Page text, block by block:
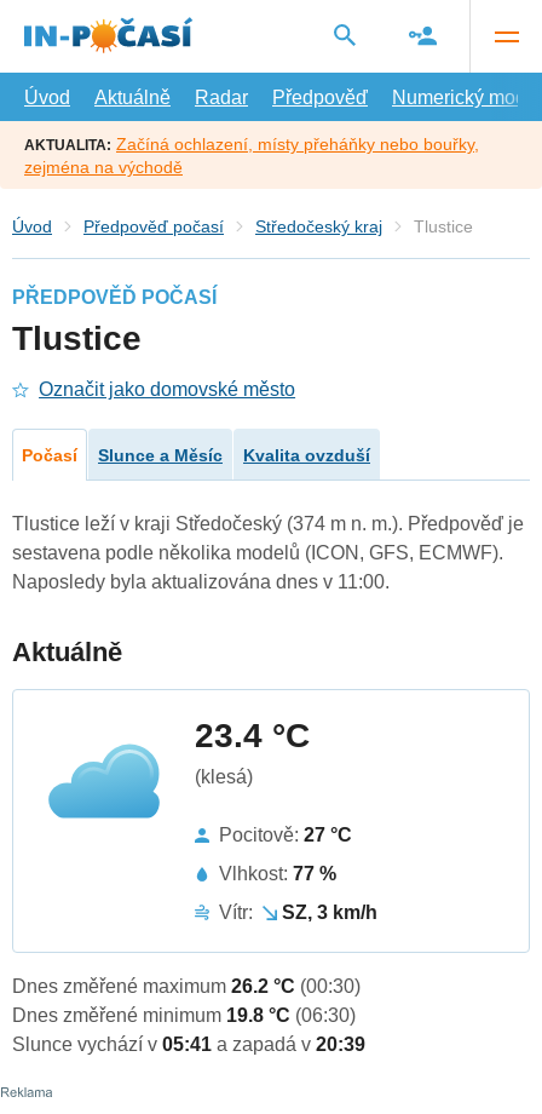
hlavní
Úvod
Aktuálně Radar Předpověď Numerický model
AKTUALITA: Začíná ochlazení, místy přeháňky nebo bouřky,
zejména na východě
Úvod Předpověď počasí Středočeský kraj Tlustice
PŘEDPOVĚĎ POČASÍ
Tlustice
Označit jako domovské město
Počasí Slunce a Měsíc Kvalita ovzduší
Tlustice leží v kraji Středočeský (374 m n. m.). Předpověď je
sestavena podle několika modelů (ICON, GFS, ECMWF).
Naposledy byla aktualizována dnes v 11:00.
Aktuálně
23.4 °C
(klesá)
Pocitově: 27 °C
Vlhkost: 77 %
Vítr:
SZ, 3 km/h
Dnes změřené maximum 26.2 °C (00:30)
Dnes změřené minimum 19.8 °C (06:30)
Slunce vychází v 05:41 a zapadá v 20:39